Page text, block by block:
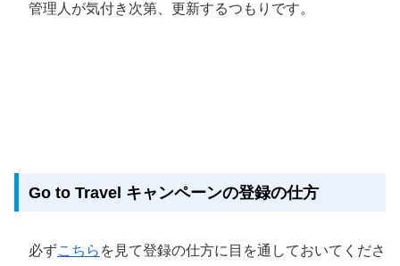
管理人が気付き次第、更新するつもりです。
Go to Travel キャンペーンの登録の仕方
必ずこちら を見て登録の仕方に目を通しておいてくださ